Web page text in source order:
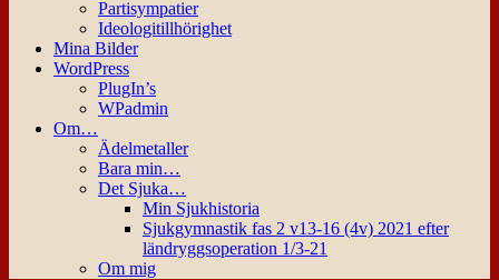
Partisympatier
Ideologitillhörighet
Mina Bilder
WordPress
PlugIn’s
WPadmin
Om…
Ädelmetaller
Bara min…
Det Sjuka…
Min Sjukhistoria
Sjukgymnastik fas 2 v13-16 (4v) 2021 efter
ländryggsoperation 1/3-21
Om mig